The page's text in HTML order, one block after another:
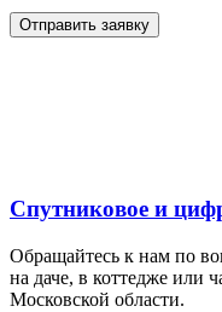
Отправить заявку
Спутниковое и
Обращайтесь к нам по
на даче, в коттедже или
Московской области.